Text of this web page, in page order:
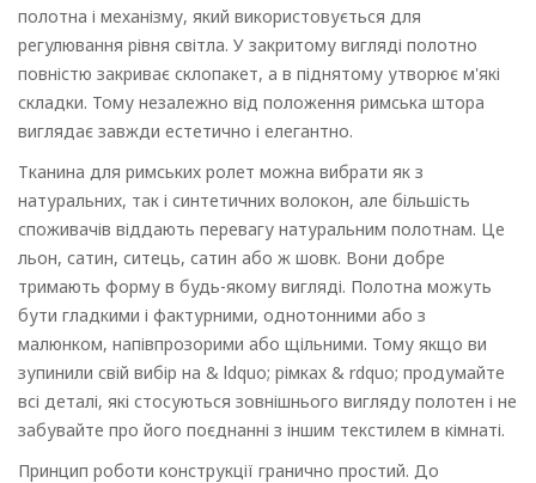
полотна і механізму, який використовується для
регулювання рівня світла. У закритому вигляді полотно
повністю закриває склопакет, а в піднятому утворює м'які
складки. Тому незалежно від положення римська штора
виглядає завжди естетично і елегантно.
Тканина для римських ролет можна вибрати як з
натуральних, так і синтетичних волокон, але більшість
споживачів віддають перевагу натуральним полотнам. Це
льон, сатин, ситець, сатин або ж шовк. Вони добре
тримають форму в будь-якому вигляді. Полотна можуть
бути гладкими і фактурними, однотонними або з
малюнком, напівпрозорими або щільними. Тому якщо ви
зупинили свій вибір на & ldquo; рімках & rdquo; продумайте
всі деталі, які стосуються зовнішнього вигляду полотен і не
забувайте про його поєднанні з іншим текстилем в кімнаті.
Принцип роботи конструкції гранично простий. До